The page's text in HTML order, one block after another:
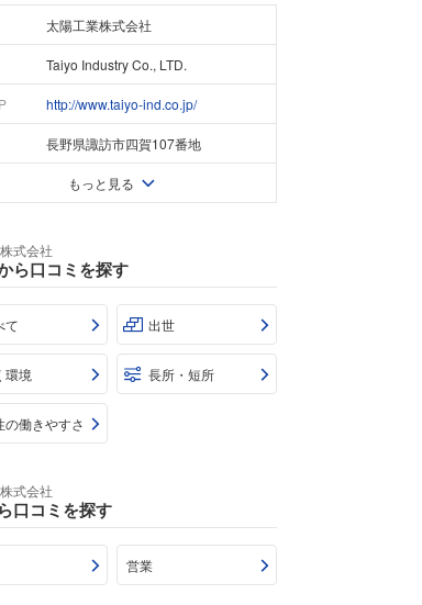
太陽工業株式会社
Taiyo Industry Co., LTD.
http://www.taiyo-ind.co.jp/
長野県諏訪市四賀107番地
もっと見る
式会社
ら口コミを探す
て 出世
環境 長所・短所
の働きやすさ
式会社
口コミを探す
営業